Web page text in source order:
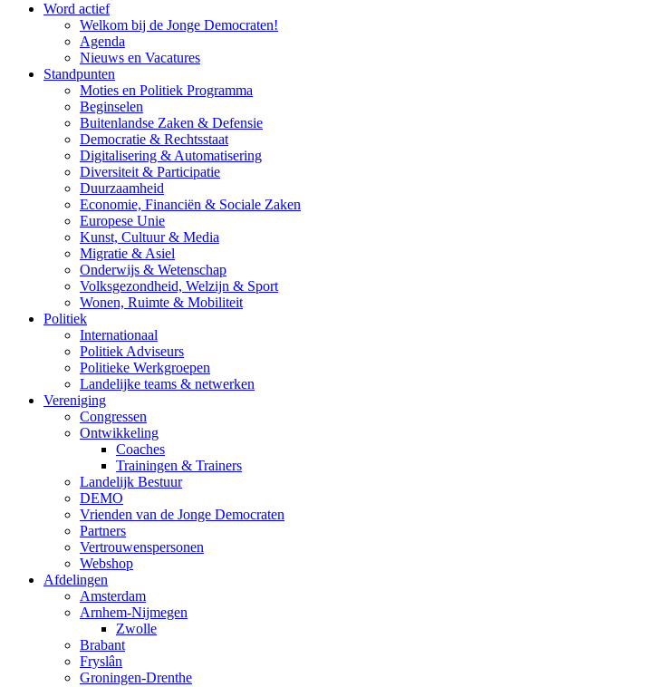
Word actief
Welkom bij de Jonge Democraten!
Agenda
Nieuws en Vacatures
Standpunten
Moties en Politiek Programma
Beginselen
Buitenlandse Zaken & Defensie
Democratie & Rechtsstaat
Digitalisering & Automatisering
Diversiteit & Participatie
Duurzaamheid
Economie, Financiën & Sociale Zaken
Europese Unie
Kunst, Cultuur & Media
Migratie & Asiel
Onderwijs & Wetenschap
Volksgezondheid, Welzijn & Sport
Wonen, Ruimte & Mobiliteit
Politiek
Internationaal
Politiek Adviseurs
Politieke Werkgroepen
Landelijke teams & netwerken
Vereniging
Congressen
Ontwikkeling
Coaches
Trainingen & Trainers
Landelijk Bestuur
DEMO
Vrienden van de Jonge Democraten
Partners
Vertrouwenspersonen
Webshop
Afdelingen
Amsterdam
Arnhem-Nijmegen
Zwolle
Brabant
Fryslân
Groningen-Drenthe